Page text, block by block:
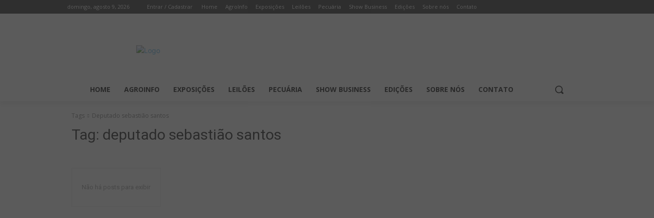
domingo, agosto 9, 2026 Entrar / Cadastrar Home AgroInfo Exposições Leilões Pecuária Show Business Edições Sobre nós Contato
HOME AGROINFO EXPOSIÇÕES LEILÕES PECUÁRIA SHOW BUSINESS EDIÇÕES SOBRE NÓS CONTATO
Tags Deputado sebastião santos
Tag: deputado sebastião santos